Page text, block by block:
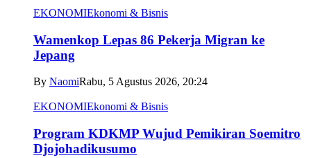
EKONOMIEkonomi & Bisnis
Wamenkop Lepas 86 Pekerja Migran ke
Jepang
By NaomiRabu, 5 Agustus 2026, 20:24
EKONOMIEkonomi & Bisnis
Program KDKMP Wujud Pemikiran Soemitro
Djojohadikusumo